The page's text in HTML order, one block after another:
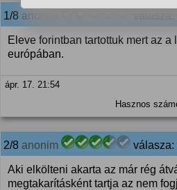
1/8 anonim
Eleve forintban tartottuk mert az a
európában.
ápr. 17. 21:54
Hasznos
2/8 anonim válasza:
Aki elkölteni akarta az már rég
megtakarításként tartja az nem